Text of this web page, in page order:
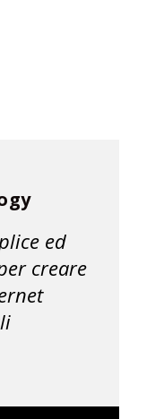
ed
creare